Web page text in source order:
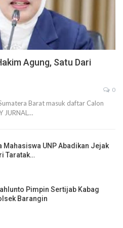
Agung, Satu Dari
0
Barat masuk daftar Calon
JURNAL…
Mahasiswa UNP Abadikan Jejak
Taratak…
Pimpin Sertijab Kabag
Barangin